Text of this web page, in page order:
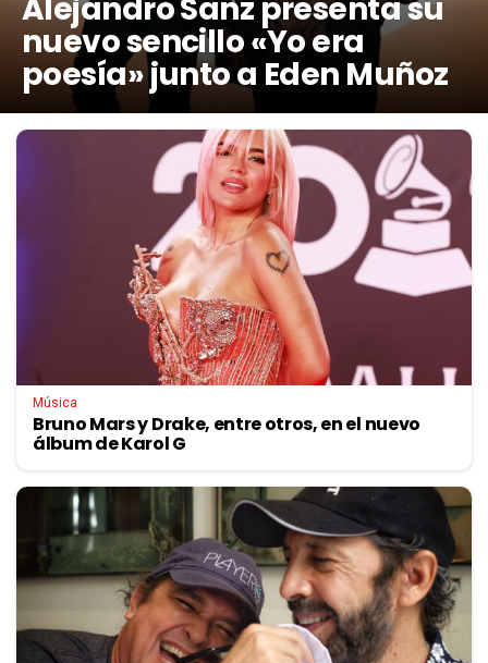
Alejandro Sanz presenta su
nuevo sencillo «Yo era
poesía» junto a Eden Muñoz
Música
Bruno Mars y Drake, entre otros, en el nuevo
álbum de Karol G